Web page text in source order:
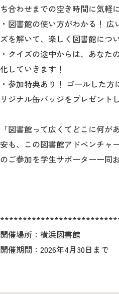
アクセス
キャ
案
お問合わせ 取材
ち合わせまでの空き時間に気軽
・図書館の使い方がわかる！
ズを解いて、楽しく図書館につ
・クイズの途中からは、あなた
化していきます！
・参加特典あり！ ゴールした
リジナル缶バッジをプレゼント
「図書館って広くてどこに何
安も、この図書館アドベンチャ
のご参加を学生サポーター一同
開催場所：横浜図書館
開催期間：2026年4月30日まで